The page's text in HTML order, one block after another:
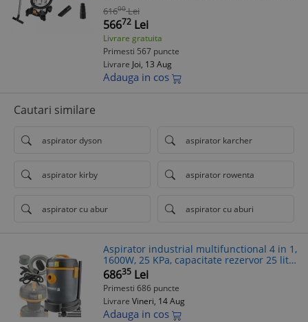
61600 Lei
56672 Lei
Livrare gratuita
Primesti 567 puncte
Livrare Joi, 13 Aug
Adauga in cos
Cautari similare
aspirator dyson aspirator karcher
aspirator kirby aspirator rowenta
aspirator cu abur aspirator cu aburi
Aspirator industrial multifunctional 4 in 1,
1600W, 25 KPa, capacitate rezervor 25 litri,
pentru mediu uscat si umed, Powermat
68635 Lei
Primesti 686 puncte
Livrare Vineri, 14 Aug
Adauga in cos